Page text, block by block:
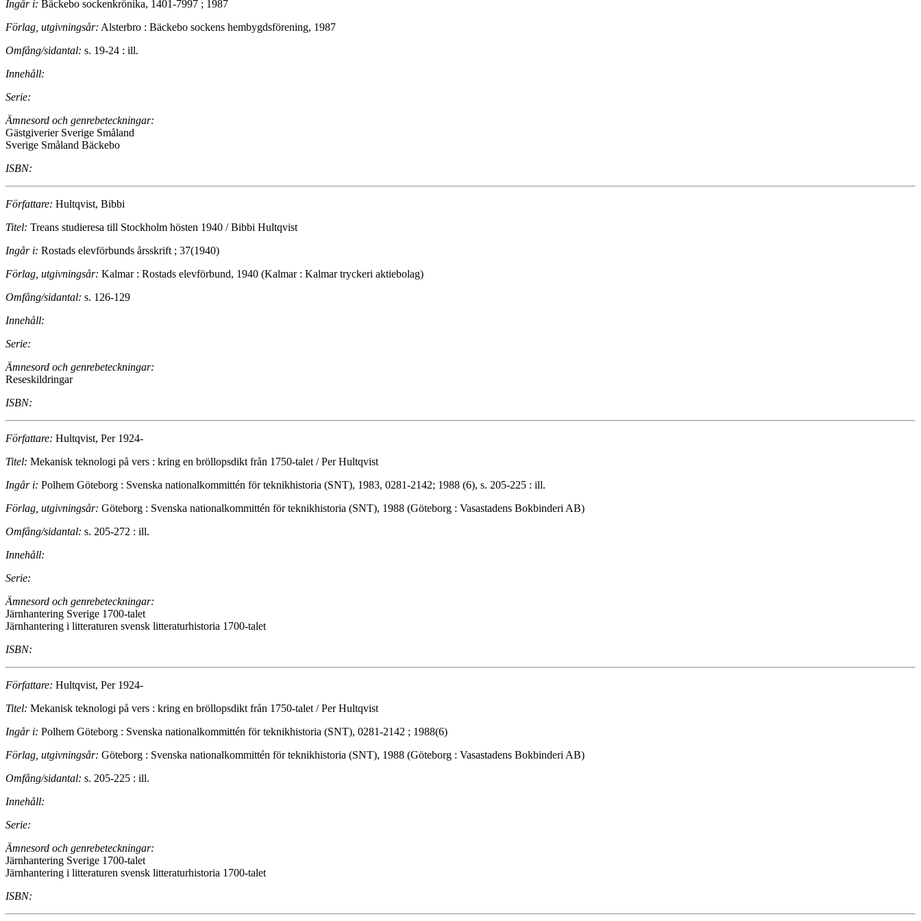
Ingår i: Bäckebo sockenkrönika, 1401-7997 ; 1987
Förlag, utgivningsår: Alsterbro : Bäckebo sockens hembygdsförening, 1987
Omfång/sidantal: s. 19-24 : ill.
Innehåll:
Serie:
Ämnesord och genrebeteckningar:
Gästgiverier Sverige Småland
Sverige Småland Bäckebo
ISBN:
Författare: Hultqvist, Bibbi
Titel: Treans studieresa till Stockholm hösten 1940 / Bibbi Hultqvist
Ingår i: Rostads elevförbunds årsskrift ; 37(1940)
Förlag, utgivningsår: Kalmar : Rostads elevförbund, 1940 (Kalmar : Kalmar tryckeri aktiebolag)
Omfång/sidantal: s. 126-129
Innehåll:
Serie:
Ämnesord och genrebeteckningar:
Reseskildringar
ISBN:
Författare: Hultqvist, Per 1924-
Titel: Mekanisk teknologi på vers : kring en bröllopsdikt från 1750-talet / Per Hultqvist
Ingår i: Polhem Göteborg : Svenska nationalkommittén för teknikhistoria (SNT), 1983, 0281-2142; 1988 (6), s. 205-225 : ill.
Förlag, utgivningsår: Göteborg : Svenska nationalkommittén för teknikhistoria (SNT), 1988 (Göteborg : Vasastadens Bokbinderi AB)
Omfång/sidantal: s. 205-272 : ill.
Innehåll:
Serie:
Ämnesord och genrebeteckningar:
Järnhantering Sverige 1700-talet
Järnhantering i litteraturen svensk litteraturhistoria 1700-talet
ISBN:
Författare: Hultqvist, Per 1924-
Titel: Mekanisk teknologi på vers : kring en bröllopsdikt från 1750-talet / Per Hultqvist
Ingår i: Polhem Göteborg : Svenska nationalkommittén för teknikhistoria (SNT), 0281-2142 ; 1988(6)
Förlag, utgivningsår: Göteborg : Svenska nationalkommittén för teknikhistoria (SNT), 1988 (Göteborg : Vasastadens Bokbinderi AB)
Omfång/sidantal: s. 205-225 : ill.
Innehåll:
Serie:
Ämnesord och genrebeteckningar:
Järnhantering Sverige 1700-talet
Järnhantering i litteraturen svensk litteraturhistoria 1700-talet
ISBN: